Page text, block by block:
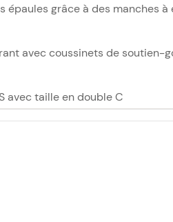
épaules grâce à des manches à
avec coussinets de soutien-
avec taille en double C